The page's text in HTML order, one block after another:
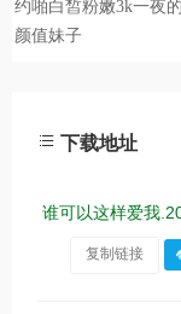
下载地址
谁可以这样爱我
复制链接